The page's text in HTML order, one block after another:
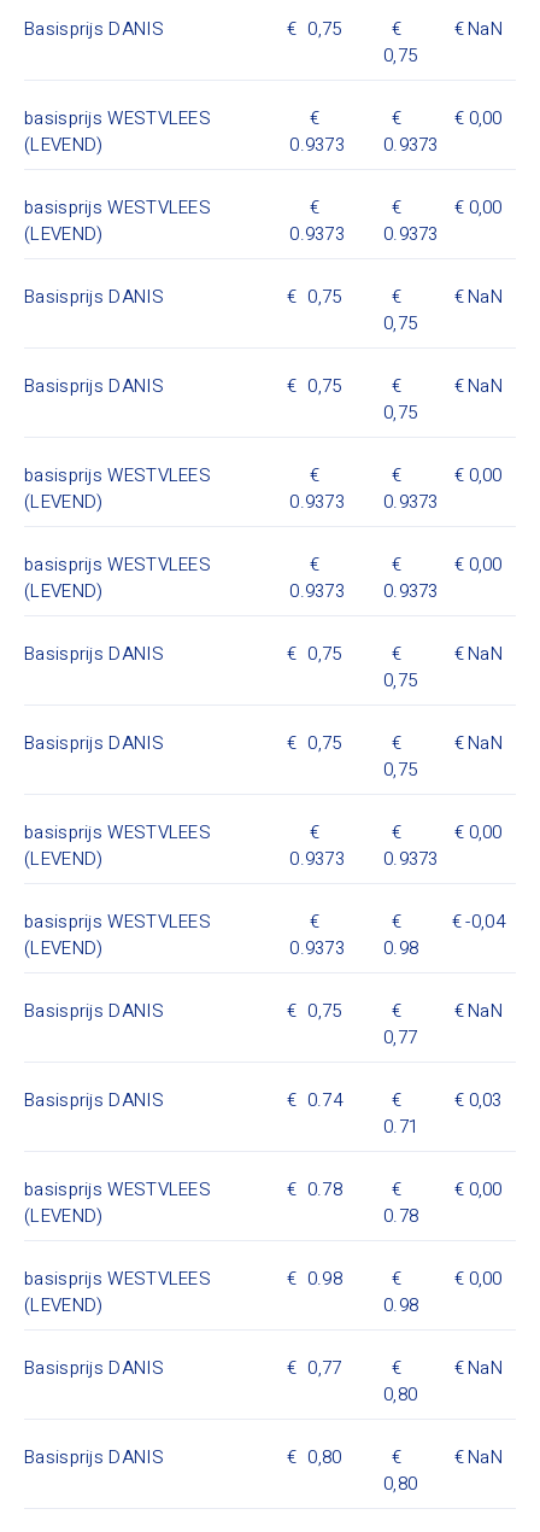
Basisprijs DANIS
0,75
0,75
NaN
basisprijs WESTVLEES
(LEVEND)
0.9373 0.9373
0,00
basisprijs WESTVLEES
(LEVEND)
0.9373 0.9373
0,00
Basisprijs DANIS
0,75
0,75
NaN
Basisprijs DANIS
0,75
0,75
NaN
basisprijs WESTVLEES
(LEVEND)
0.9373 0.9373
0,00
basisprijs WESTVLEES
(LEVEND)
0.9373 0.9373
0,00
Basisprijs DANIS
0,75
0,75
NaN
Basisprijs DANIS
0,75
0,75
NaN
basisprijs WESTVLEES
(LEVEND)
0.9373 0.9373
0,00
basisprijs WESTVLEES
(LEVEND)
0.9373 0.98
-0,04
Basisprijs DANIS
0,75
0,77
NaN
Basisprijs DANIS
0.74
0.71
0,03
basisprijs WESTVLEES
(LEVEND)
0.78
0.78
0,00
basisprijs WESTVLEES
(LEVEND)
0.98
0.98
0,00
Basisprijs DANIS
0,77
0,80
NaN
Basisprijs DANIS
0,80
0,80
NaN